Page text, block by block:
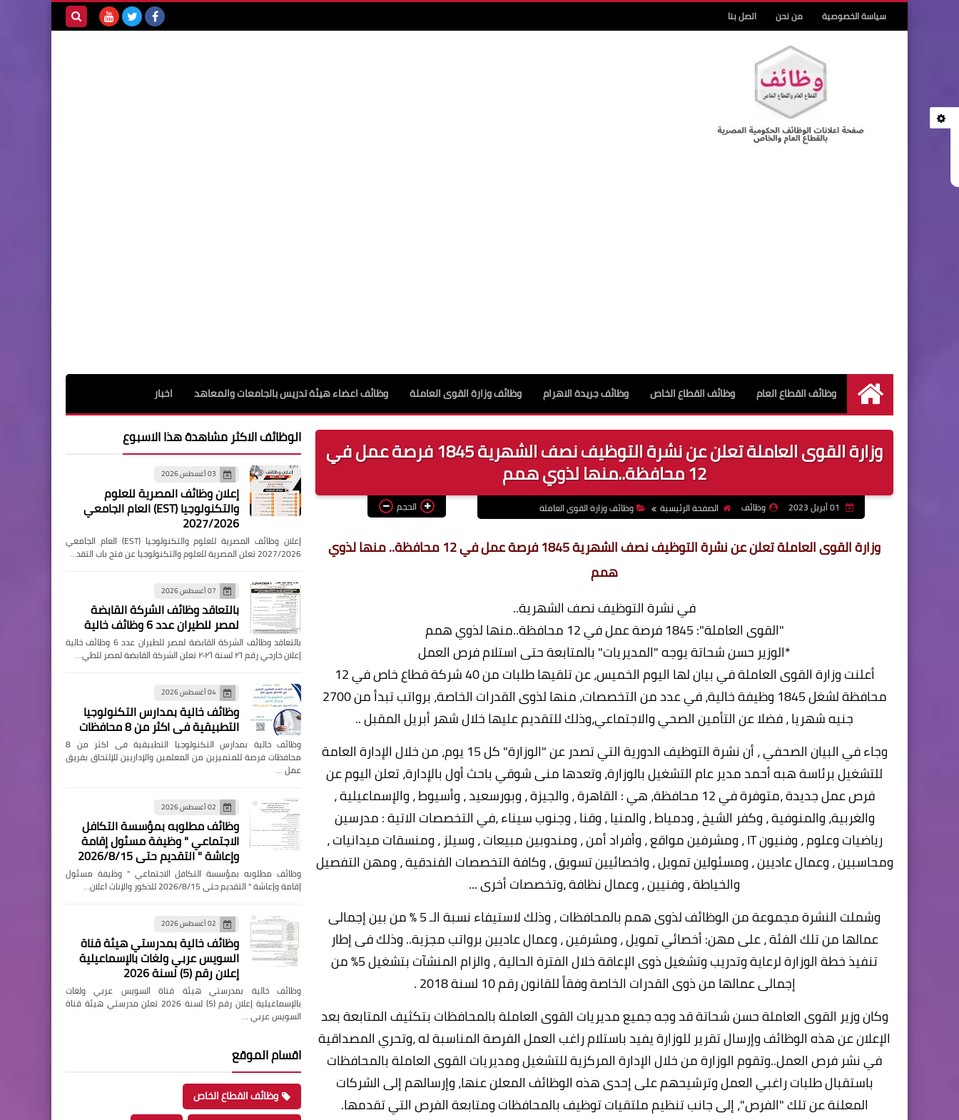
سياسة الخصوصية من نحن اتصل بنا
الرئيسية
وظائف القطاع العام وظائف القطاع الخاص وظائف جريدة الاهرام وظائف وزارة القوى العاملة وظائف اعضاء هيئة تدريس بالجامعات والمعاهد اخبار
وزارة القوى العاملة تعلن عن نشرة التوظيف نصف الشهرية 1845 فرصة عمل في
12 محافظة..منها لذوي همم
وظائف الصفحة الرئيسية وظائف وزارة القوى العاملة الحجم
وزارة القوى العاملة تعلن عن نشرة التوظيف نصف الشهرية 1845 فرصة عمل في 12 محافظة.. منها لذوي
همم
في نشرة التوظيف نصف الشهرية..
"القوى العاملة": 1845 فرصة عمل في 12 محافظة..منها لذوي همم
*الوزير حسن شحاتة يوجه "المديريات" بالمتابعة حتى استلام فرص العمل
أعلنت وزارة القوى العاملة في بيان لها اليوم الخميس، عن تلقيها طلبات من 40 شركة قطاع خاص في 12
محافظة لشغل 1845 وظيفة خالية، في عدد من التخصصات، منها لذوى القدرات الخاصة، برواتب تبدأ من 2700
جنيه شهريا ، فضلا عن التأمين الصحي والاجتماعي،وذلك للتقديم عليها خلال شهر أبريل المقبل ..
وجاء في البيان الصحفي ، أن نشرة التوظيف الدورية التي تصدر عن "الوزارة" كل 15 يوم، من خلال الإدارة العامة
للتشغيل برئاسة هبه أحمد مدير عام التشغيل بالوزارة، وتعدها منى شوقي باحث أول بالإدارة، تعلن اليوم عن
فرص عمل جديدة ،متوفرة في 12 محافظة، هي : القاهرة ، والجيزة ، وبورسعيد ، وأسيوط ، والإسماعيلية ،
والغربية، والمنوفية ، وكفر الشيخ ، ودمياط ، والمنيا ، وقنا ، وجنوب سيناء ،في التخصصات الاتية : مدرسين
رياضيات وعلوم ، وفنيون IT ، ومشرفين مواقع ، وأفراد أمن ، ومندوبين مبيعات ، وسيلز ، ومنسقات ميدانيات ،
ومحاسبين ، وعمال عاديين ، ومسئولين تمويل ، واخصائيين تسويق ، وكافة التخصصات الفندقية ، ومهن التفصيل
والخياطة ، وفنيين ، وعمال نظافة ،وتخصصات أخرى ...
وشملت النشرة مجموعة من الوظائف لذوى همم بالمحافظات ، وذلك لاستيفاء نسبة الـ 5 % من بين إجمالى
عمالها من تلك الفئة ، على مهن: أخصائي تمويل ، ومشرفين ، وعمال عاديين برواتب مجزية.. وذلك فى إطار
تنفيذ خطة الوزارة لرعاية وتدريب وتشغيل ذوى الإعاقة خلال الفترة الحالية ، والزام المنشآت بتشغيل 5% من
إجمالى عمالها من ذوى القدرات الخاصة وفقاً للقانون رقم 10 لسنة 2018 .
وكان وزير القوى العاملة حسن شحاتة قد وجه جميع مديريات القوى العاملة بالمحافظات بتكثيف المتابعة بعد
الإعلان عن هذه الوظائف وإرسال تقرير للوزارة يفيد باستلام راغب العمل الفرصة المناسبة له ،وتحري المصداقية
في نشر فرص العمل..وتقوم الوزارة من خلال الإدارة المركزية للتشغيل ومديريات القوى العاملة بالمحافظات
باستقبال طلبات راغبي العمل وترشيحهم على إحدى هذه الوظائف المعلن عنها، وإرسالهم إلى الشركات
المعلنة عن تلك "الفرص"، إلى جانب تنظيم ملتقيات توظيف بالمحافظات ومتابعة الفرص التي تقدمها.
الوظائف الاكثر مشاهدة هذا الاسبوع
03 أغسطس 2026
إعلان وظائف المصرية للعلوم
والتكنولوجيا (EST) العام الجامعي
2027/2026
إعلان وظائف المصرية للعلوم والتكنولوجيا (EST) العام الجامعي
2027/2026 تعلن المصرية للعلوم والتكنولوجيا عن فتح باب التقد…
07 أغسطس 2026
بالتعاقد وظائف الشركة القابضة
لمصر للطيران عدد 6 وظائف خالية
بالتعاقد وظائف الشركة القابضة لمصر للطيران عدد 6 وظائف خالية
إعلان خارجي رقم ٢٦ لسنة ٢٠٢٦ تعلن الشركة القابضة لمصر للطي…
04 أغسطس 2026
وظائف خالية بمدارس التكنولوجيا
التطبيقية فى اكثر من 8 محافظات
وظائف خالية بمدارس التكنولوجيا التطبيقية فى اكثر من 8
محافظات فرصة للمتميزين من المعلمين والإداريين للإلتحاق بفريق
عمل …
02 أغسطس 2026
وظائف مطلوبه بمؤسسة التكافل
الاجتماعي " وظيفة مسئول إقامة
وإعاشة " التقديم حتى 2026/8/15
وظائف مطلوبه بمؤسسة التكافل الاجتماعي " وظيفة مسئول
إقامة وإعاشة " التقديم حتى 2026/8/15 للذكور والإناث اعلان…
02 أغسطس 2026
وظائف خالية بمدرستي هيئة قناة
السويس عربي ولغات بالإسماعيلية
إعلان رقم (5) لسنة 2026
وظائف خالية بمدرستي هيئة قناة السويس عربي ولغات
بالإسماعيلية إعلان رقم (5) لسنة 2026 تعلن مدرستي هيئة قناة
السويس عربي …
اقسام الموقع
وظائف القطاع الخاص